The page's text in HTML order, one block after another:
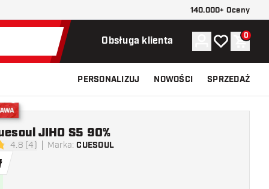
140.000+ Oceny
Obsługa klienta Konto
Moja listaKoszyk
0
PERSONALIZUJ NOWOŚCI SPRZEDAŻ
oceny
4.8 (4) Marka: CUESOUL
JIHO S5 90%